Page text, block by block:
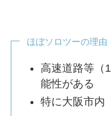
ほぼソロツーの理由
高速道路等（
能性がある
特に大阪市内